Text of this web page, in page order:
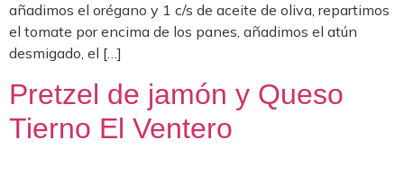
añadimos el orégano y 1 c/s de aceite de oliva, repartimos
el tomate por encima de los panes, añadimos el atún
desmigado, el […]
Pretzel de jamón y Queso
Tierno El Ventero